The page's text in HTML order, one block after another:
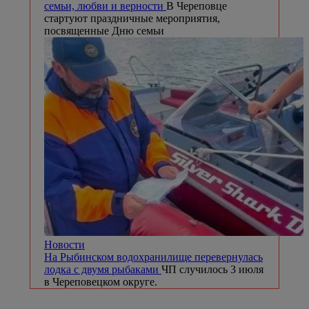
семьи, любви и верности В Череповце
стартуют праздничные мероприятия,
посвященные Дню семьи
Новости
На Рыбинском водохранилище перевернулась
лодка с двумя рыбаками ЧП случилось 3 июля
в Череповецком округе.